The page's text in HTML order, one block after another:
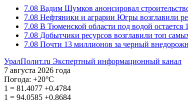
7.08 Вадим Шумков анонсировал
7.08 Нефтяники и аграрии Югры возглавили
7.08 В Тюменской области под водой остается
7.08 Добытчики ресурсов возглавили топ
7.08 Почти 13 миллионов за черный
УралПолит.ru Экспертный информационный канал
7 августа 2026 года
Погода: +20°С
1 = 81.4077 +0.4784
1 = 94.0585 +0.8684